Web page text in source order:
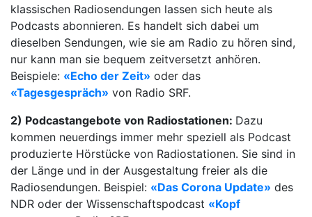
klassischen Radiosendungen lassen sich heute als
Podcasts abonnieren. Es handelt sich dabei um
dieselben Sendungen, wie sie am Radio zu hören sind,
nur kann man sie bequem zeitversetzt anhören.
Beispiele: «Echo der Zeit» oder das
«Tagesgespräch» von Radio SRF.
2) Podcastangebote von Radiostationen: Dazu
kommen neuerdings immer mehr speziell als Podcast
produzierte Hörstücke von Radiostationen. Sie sind in
der Länge und in der Ausgestaltung freier als die
Radiosendungen. Beispiel: «Das Corona Update» des
NDR oder der Wissenschaftspodcast «Kopf